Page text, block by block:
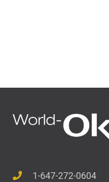
1-647-272-0604